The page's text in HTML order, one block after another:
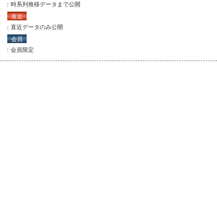
：時系列推移データまで公開
直近
：直近データのみ公開
会員
：会員限定